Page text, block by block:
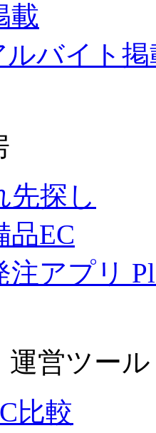
載
ルバイト
先探し
品EC
注アプリ
運営ツール
比較